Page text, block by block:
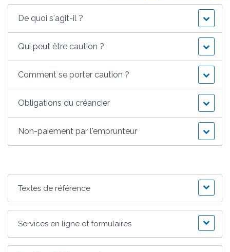
De quoi s'agit-il ?
Qui peut être caution ?
Comment se porter caution ?
Obligations du créancier
Non-paiement par l'emprunteur
Textes de référence
Services en ligne et formulaires